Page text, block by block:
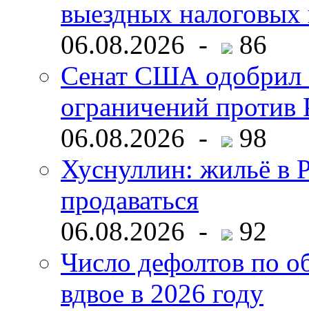
выездных налоговых
06.08.2026 -
86
Сенат США одобрил
ограничений
06.08.2026 -
98
Хуснуллин: жильё в
продаваться
06.08.2026 -
92
Число дефолтов по
вдвое в 2026 году